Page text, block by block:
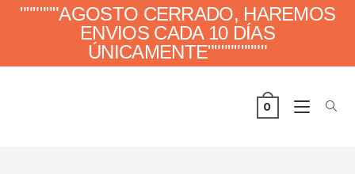
""""""AGOSTO CERRADO, HAREMOS
ENVIOS CADA 10 DÍAS
ÚNICAMENTE"""""""""
0